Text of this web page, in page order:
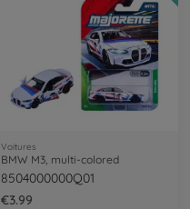
Voitures
BMW M3, multi-colored
8504000000Q01
€3.99